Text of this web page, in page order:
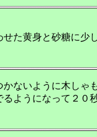
た黄身と砂糖に少
ないように木しゃ
ようになって２０